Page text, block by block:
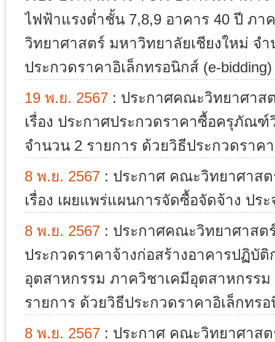
ไฟฟ้าแรงต่ำชั้น 7,8,9 อาคาร 40 ปี ภ
วิทยาศาสตร์ มหาวิทยาลัยเชียงใหม่ จ
ประกวดราคาอิเล็กทรอนิกส์ (e-bidding)
19 พ.ย. 2567 : ประกาศคณะวิทยาศาส
เรื่อง ประกาศประกวดราคาซื้อครุภัณ
จำนวน 2 รายการ ด้วยวิธีประกวดราค
8 พ.ย. 2567 : ประกาศ คณะวิทยาศาส
เรื่อง เผยแพร่แผนการจัดซื้อจัดจ้าง ปร
8 พ.ย. 2567 : ประกาศคณะวิทยาศาสต
ประกวดราคาจ้างก่อสร้างอาคารปฏิบั
อุตสาหกรรม ภาควิชาเคมีอุตสาหกรร
รายการ ด้วยวิธีประกวดราคาอิเล็กทรอ
8 พ.ย. 2567 : ประกาศ คณะวิทยาศาส